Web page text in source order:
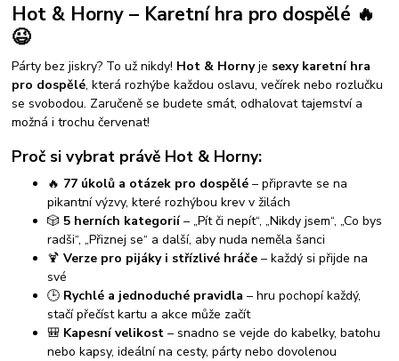
Hot & Horny – Karetní hra pro dospělé 🔥
😉
Párty bez jiskry? To už nikdy! Hot & Hornyje sexy karetní hra
pro dospělé, která rozhýbe každou oslavu, večírek nebo rozlučku
se svobodou. Zaručeně se budete smát, odhalovat tajemství a
možná i trochu červenat!
Proč si vybrat právě Hot & Horny:
🔥 77 úkolů a otázek pro dospělé – připravte se na
pikantní výzvy, které rozhýbou krev v žilách
🎲 5 herních kategorií– „Pít či nepít“, „Nikdy jsem“, „Co bys
radši“, „Přiznej se“ a další, aby nuda neměla šanci
🍹Verze pro pijáky i střízlivé hráče – každý si přijde na
své
🕒 Rychlé a jednoduché pravidla – hru pochopí každý,
stačí přečíst kartu a akce může začít
🎒 Kapesní velikost – snadno se vejde do kabelky, batohu
nebo kapsy, ideální na cesty, párty nebo dovolenou